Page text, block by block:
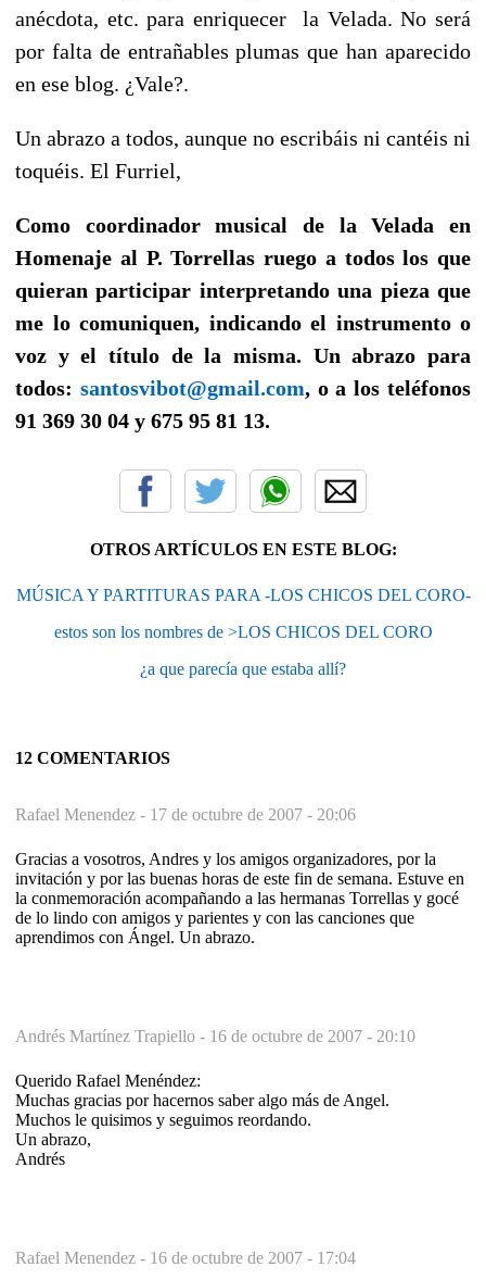
anécdota, etc. para enriquecer la Velada. No será
por falta de entrañables plumas que han aparecido
en ese blog. ¿Vale?.
Un abrazo a todos, aunque no escribáis ni cantéis ni
toquéis. El Furriel,
Como coordinador musical de la Velada en
Homenaje al P. Torrellas ruego a todos los que
quieran participar interpretando una pieza que
me lo comuniquen, indicando el instrumento o
voz y el título de la misma. Un abrazo para
todos: santosvibot@gmail.com, o a los teléfonos
91 369 30 04 y 675 95 81 13.
OTROS ARTÍCULOS EN ESTE BLOG:
MÚSICA Y PARTITURAS PARA -LOS CHICOS DEL CORO-
estos son los nombres de >LOS CHICOS DEL CORO
¿a que parecía que estaba allí?
12 COMENTARIOS
Rafael Menendez - 17 de octubre de 2007 - 20:06
Gracias a vosotros, Andres y los amigos organizadores, por la
invitación y por las buenas horas de este fin de semana. Estuve en
la conmemoración acompañando a las hermanas Torrellas y gocé
de lo lindo con amigos y parientes y con las canciones que
aprendimos con Ángel. Un abrazo.
Andrés Martínez Trapiello - 16 de octubre de 2007 - 20:10
Querido Rafael Menéndez:
Muchas gracias por hacernos saber algo más de Angel.
Muchos le quisimos y seguimos reordando.
Un abrazo,
Andrés
Rafael Menendez - 16 de octubre de 2007 - 17:04